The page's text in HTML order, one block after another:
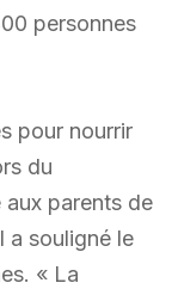
personnes
pour nourrir
du
parents de
a souligné le
« La